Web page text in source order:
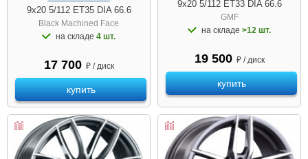
9x20 5/112 ET35 DIA 66.6
Black Machined Face
на складе 4 шт.
17 700 ₽ / диск
купить
9x20 5/112 ET33 DIA 66.6
GMF
на складе >12 шт.
19 500 ₽ / диск
купить